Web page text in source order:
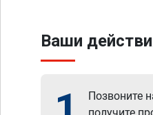
Ваши
Позвоните